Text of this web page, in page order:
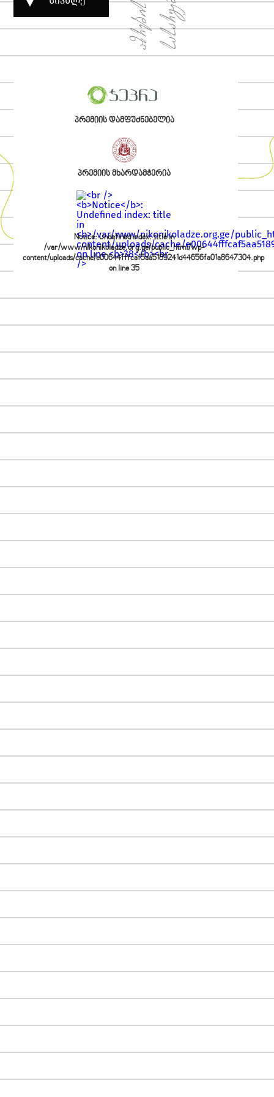
პრემიის დამფუძნებელია
პრემიის მხარდამჭერია
Notice: Undefined index: title in
/var/www/nikonikoladze.org.ge/public_html/wp-
content/uploads/cache/e00644fffcaf5aa5189241d44656fa01a8647304.php
on line35